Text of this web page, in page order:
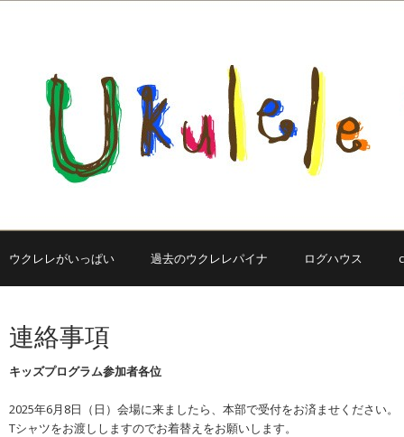
ウクレレがいっぱい 過去のウクレレパイナ ログハウス
連絡事項
キッズプログラム参加者各位
2025年6月8日（日）会場に来ましたら、本部で受付をお済ませください。
Tシャツをお渡ししますのでお着替えをお願いします。